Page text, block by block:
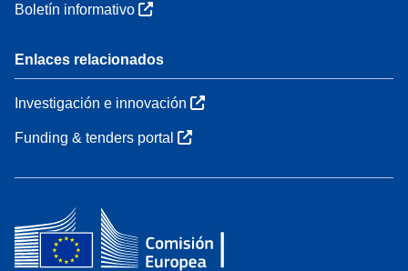
Boletín informativo
Enlaces relacionados
Investigación e innovación
Funding & tenders portal